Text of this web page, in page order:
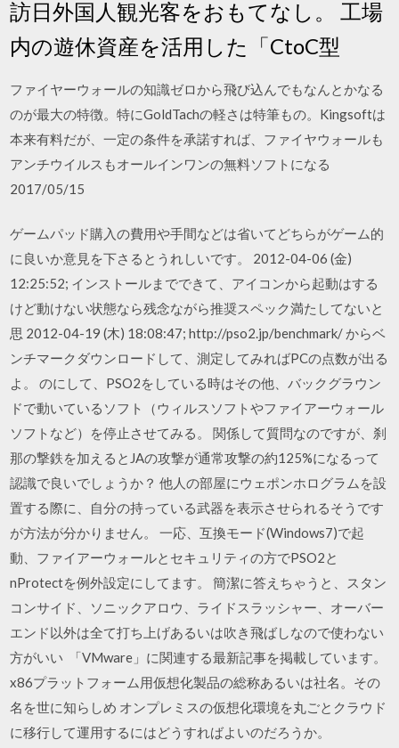
訪日外国人観光客をおもてなし。 工場
内の遊休資産を活用した「CtoC型
ファイヤーウォールの知識ゼロから飛び込んでもなんとかなる
のが最大の特徴。特にGoldTachの軽さは特筆もの。Kingsoftは
本来有料だが、一定の条件を承諾すれば、ファイヤウォールも
アンチウイルスもオールインワンの無料ソフトになる
2017/05/15
ゲームパッド購入の費用や手間などは省いてどちらがゲーム的
に良いか意見を下さるとうれしいです。 2012-04-06 (金)
12:25:52; インストールまでできて、アイコンから起動はする
けど動けない状態なら残念ながら推奨スペック満たしてないと
思 2012-04-19 (木) 18:08:47; http://pso2.jp/benchmark/ からベ
ンチマークダウンロードして、測定してみればPCの点数が出る
よ。 のにして、PSO2をしている時はその他、バックグラウン
ドで動いているソフト（ウィルスソフトやファイアーウォール
ソフトなど）を停止させてみる。 関係して質問なのですが、刹
那の撃鉄を加えるとJAの攻撃が通常攻撃の約125%になるって
認識で良いでしょうか？ 他人の部屋にウェポンホログラムを設
置する際に、自分の持っている武器を表示させられるそうです
が方法が分かりません。 一応、互換モード(Windows7)で起
動、ファイアーウォールとセキュリティの方でPSO2と
nProtectを例外設定にしてます。 簡潔に答えちゃうと、スタン
コンサイド、ソニックアロウ、ライドスラッシャー、オーバー
エンド以外は全て打ち上げあるいは吹き飛ばしなので使わない
方がいい 「VMware」に関連する最新記事を掲載しています。
x86プラットフォーム用仮想化製品の総称あるいは社名。その
名を世に知らしめ オンプレミスの仮想化環境を丸ごとクラウド
に移行して運用するにはどうすればよいのだろうか。